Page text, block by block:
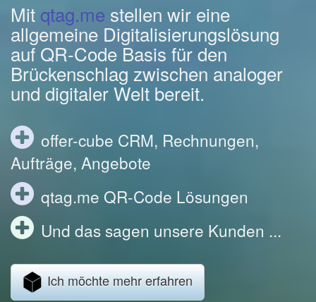
Mit qtag.me stellen wir eine
allgemeine Digitalisierungslösung
auf QR-Code Basis für den
Brückenschlag zwischen analoger
und digitaler Welt bereit.
offer-cube CRM, Rechnungen,
Aufträge, Angebote
qtag.me QR-Code Lösungen
Und das sagen unsere Kunden ...
Ich möchte mehr erfahren